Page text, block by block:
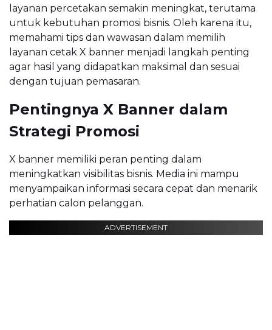
layanan percetakan semakin meningkat, terutama
untuk kebutuhan promosi bisnis. Oleh karena itu,
memahami tips dan wawasan dalam memilih
layanan cetak X banner menjadi langkah penting
agar hasil yang didapatkan maksimal dan sesuai
dengan tujuan pemasaran.
Pentingnya X Banner dalam
Strategi Promosi
X banner memiliki peran penting dalam
meningkatkan visibilitas bisnis. Media ini mampu
menyampaikan informasi secara cepat dan menarik
perhatian calon pelanggan.
ADVERTISEMENT